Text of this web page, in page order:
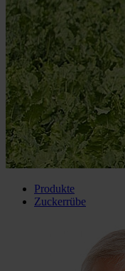
Produkte
Zuckerrübe